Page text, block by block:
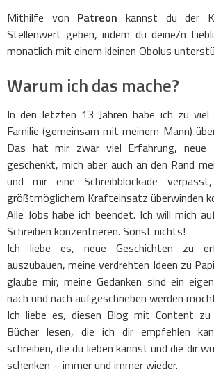
Mithilfe von Patreon kannst du der
Stellenwert geben, indem du deine/n
monatlich mit einem kleinen Obolus
Warum ich das mache?
In den letzten 13 Jahren habe ich zu
Familie (gemeinsam mit meinem Mann)
Das hat mir zwar viel Erfahrung, neue
geschenkt, mich aber auch an den Rand
und mir eine Schreibblockade
größtmöglichem Krafteinsatz überwinden
Alle Jobs habe ich beendet. Ich will mich
Schreiben konzentrieren. Sonst nichts!
Ich liebe es, neue Geschichten zu
auszubauen, meine verdrehten Ideen zu
glaube mir, meine Gedanken sind ein
nach und nach aufgeschrieben werden
Ich liebe es, diesen Blog mit Content
Bücher lesen, die ich dir empfehlen
schreiben, die du lieben kannst und die dir
schenken – immer und immer wieder.